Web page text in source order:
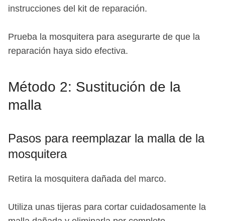
instrucciones del kit de reparación.
Prueba la mosquitera para asegurarte de que la
reparación haya sido efectiva.
Método 2: Sustitución de la
malla
Pasos para reemplazar la malla de la
mosquitera
Retira la mosquitera dañada del marco.
Utiliza unas tijeras para cortar cuidadosamente la